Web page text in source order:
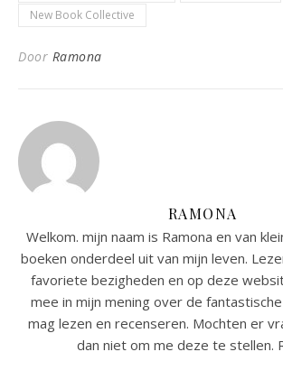
New Book Collective
Door Ramona
RAMONA
Welkom. mijn naam is Ramona en van
boeken onderdeel uit van mijn leven.
favoriete bezigheden en op deze
mee in mijn mening over de
mag lezen en recenseren. Mochten er
dan niet om me deze te stellen.